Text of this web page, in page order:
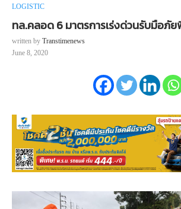
LOGISTIC
ทล.คลอด 6 มาตรการเร่งด่วนรับมือภั
written by Transtimenews
June 8, 2020